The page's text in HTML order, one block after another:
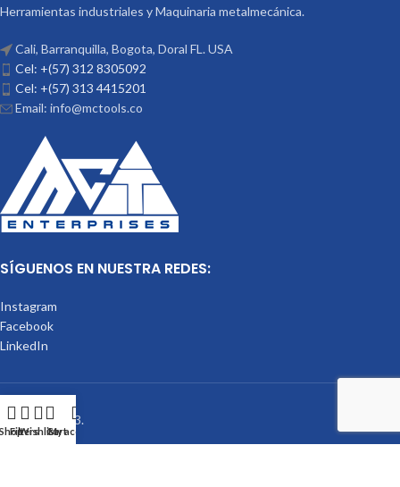
Herramientas industriales y Maquinaria metalmecánica.
Cali, Barranquilla, Bogota, Doral FL. USA
Cel: +(57) 312 8305092
Cel: +(57) 313 4415201
Email: info@mctools.co
SÍGUENOS EN NUESTRA REDES:
Instagram
Facebook
LinkedIn
Mctools2023.
ShopFilters
WishlistCart
My account